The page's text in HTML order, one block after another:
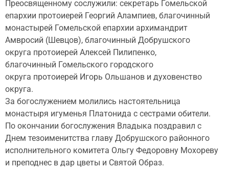
Преосвященному сослужили: секретарь Гомельской
епархии протоиерей Георгий Алампиев, благочинный
монастырей Гомельской епархии архимандрит
Амвросий (Шевцов), благочинный Добрушского
округа протоиерей Алексей Пилипенко,
благочинный Гомельского городского
округа протоиерей Игорь Ольшанов и духовенство
округа.
За богослужением молились настоятельница
монастыря игуменья Платонида с сестрами обители.
По окончании богослужения Владыка поздравил с
Днем тезоименитства главу Добрушского районного
исполнительного комитета Ольгу Федоровну Мохореву
и преподнес в дар цветы и Святой Образ.